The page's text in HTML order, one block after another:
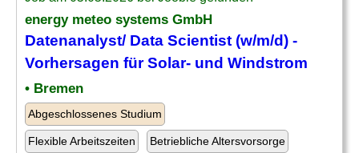
energy meteo systems GmbH
Datenanalyst/ Data Scientist (w/m/d) -
Vorhersagen für Solar- und Windstrom
• Bremen
Abgeschlossenes Studium
Flexible Arbeitszeiten Betriebliche Altersvorsorge